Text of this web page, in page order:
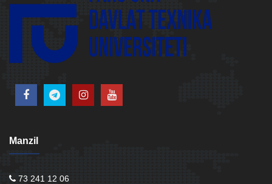
Manzil
73 241 12 06